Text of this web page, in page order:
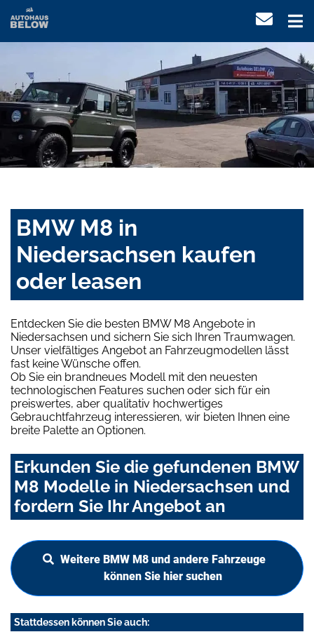
BMW M8 in
Niedersachsen kaufen
oder leasen
Entdecken Sie die besten BMW M8 Angebote in
Niedersachsen und sichern Sie sich Ihren Traumwagen.
Unser vielfältiges Angebot an Fahrzeugmodellen lässt
fast keine Wünsche offen.
Ob Sie ein brandneues Modell mit den neuesten
technologischen Features suchen oder sich für ein
preiswertes, aber qualitativ hochwertiges
Gebrauchtfahrzeug interessieren, wir bieten Ihnen eine
breite Palette an Optionen.
Erkunden Sie die gefundenen BMW
M8 Modelle in Niedersachsen und
fordern Sie Ihr Angebot an
Weitere BMW M8 und andere Fahrzeuge
können Sie hier suchen
Stattdessen können Sie auch: